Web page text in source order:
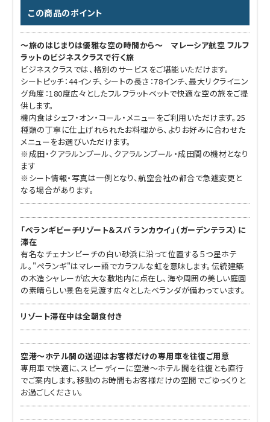
この商品のポイント
～旅のはじまりは優雅な空の時間から～ マレーシア航空 フルフ
ラットのビジネスクラスで行く旅
ビジネスクラスでは、格別のサービスをご堪能いただけます。
シートピッチ：44インチ、シートの長さ：78インチ、最大リクライニン
グ角度：180度広々としたフルフラットベットで快適な空の旅をご提
供します。
機内食はシェフ・オン・コール・メニューをご利用いただけます。25
種類の丁寧に仕上げれられたお料理から、よりお好みに合わせた
メニューをお選びいただけます。
※成田・クアラルンプール、クアラルンプール・成田間の機材となり
ます
※シート情報・写真は一例となり、航空会社の都合で急遽変更と
なる場合があります。
「ペランギビーチリゾート＆スパ ランカウイ」（ガーデンテラス）に
滞在
有名なチェナンビーチの白い砂浜に沿って位置する５つ星ホテ
ル。"ペランギ"はマレー語でカラフルな虹を意味します。伝統建築
の木造シャレーが広大な敷地内に点在し、海や周囲の美しい庭園
の素晴らしい景色を見渡す広々としたベランダが備わっています。
リゾート滞在中は全朝食付き
空港～ホテル間の送迎はお客様だけの専用車を往復ご用意
専用車で快適に、スピーディーに空港～ホテル間を往復とも直行
でご案内します。移動のお時間もお客様だけの空間でごゆっくりと
お過ごしください。